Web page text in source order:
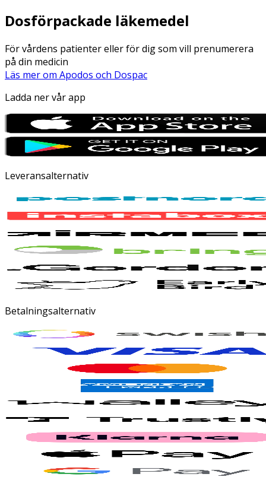
Dosförpackade läkemedel
För vårdens patienter eller för dig som vill prenumerera
på din medicin
Läs mer om Apodos och Dospac
Ladda ner vår app
Leveransalternativ
Betalningsalternativ